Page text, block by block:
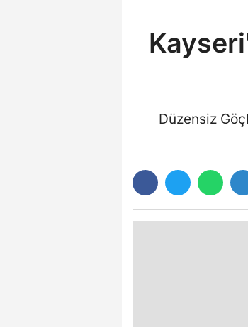
Düzensiz